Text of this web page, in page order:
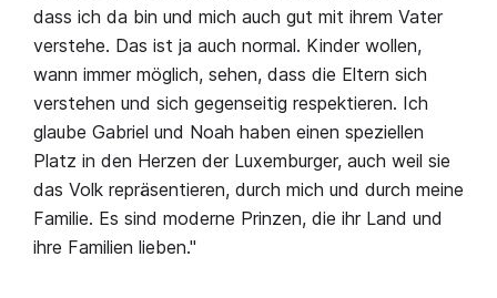
dass ich da bin und mich auch gut mit ihrem Vater
verstehe. Das ist ja auch normal. Kinder wollen,
wann immer möglich, sehen, dass die Eltern sich
verstehen und sich gegenseitig respektieren. Ich
glaube Gabriel und Noah haben einen speziellen
Platz in den Herzen der Luxemburger, auch weil sie
das Volk repräsentieren, durch mich und durch meine
Familie. Es sind moderne Prinzen, die ihr Land und
ihre Familien lieben."